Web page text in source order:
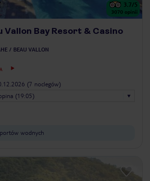
3.7/5
3070 opinii
Vallon Bay Resort & Casino
BEAU VALLON
(7 noclegów)
(19:05)
wodnych